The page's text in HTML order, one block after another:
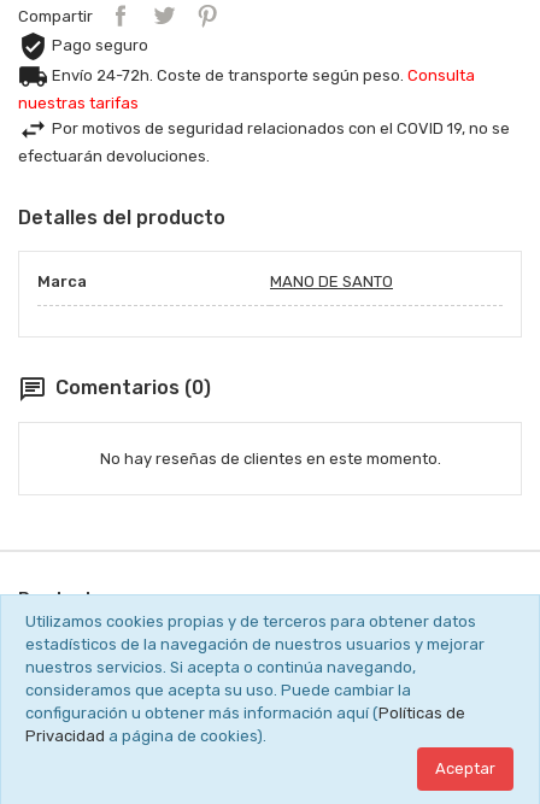
Utilizamos cookies propias y de terceros para obtener datos
estadísticos de la navegación de nuestros usuarios y mejorar
nuestros servicios. Si acepta o continúa navegando,
consideramos que acepta su uso. Puede cambiar la
configuración u obtener más información aquí (Políticas de
Privacidad a página de cookies).
Aceptar
Compartir
Pago seguro
Envío 24-72h. Coste de transporte según peso. Consulta
nuestras tarifas
Por motivos de seguridad relacionados con el COVID 19, no se
efectuarán devoluciones.
Detalles del producto
Marca MANO DE SANTO
chat Comentarios (0)
No hay reseñas de clientes en este momento.
Productos 
Nuestra empresa
Contacto
